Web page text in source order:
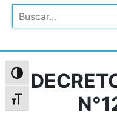
Alternar alto contraste
Alternar tamanho da
Pesquisar